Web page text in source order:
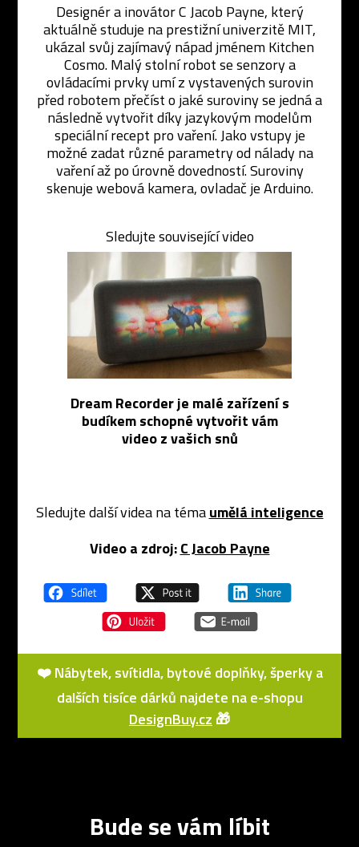
Designér a inovátor C Jacob Payne, který
aktuálně studuje na prestižní univerzitě MIT,
ukázal svůj zajímavý nápad jménem Kitchen
Cosmo. Malý stolní robot se senzory a
ovládacími prvky umí z vystavených surovin
před robotem přečíst o jaké suroviny se jedná a
následně vytvořit díky jazykovým modelům
speciální recept pro vaření. Jako vstupy je
možné zadat různé parametry od nálady na
vaření až po úrovně dovedností. Suroviny
skenuje webová kamera, ovladač je Arduino.
Sledujte související video
Dream Recorder je malé zařízení s
budíkem schopné vytvořit vám
video z vašich snů
Sledujte další videa na témaumělá inteligence
Video a zdroj: C Jacob Payne
❤️ Nábytek, svítidla, bytové doplňky, šperky a
dalších tisíce dárků najdete na e-shopu
DesignBuy.cz 🎁
Bude se vám líbit